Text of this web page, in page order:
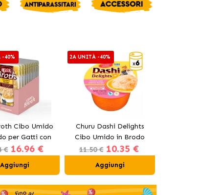
-40%
Cibo Umido
per Gatti con
Pollo
€ 16.96 €
Aggiungi
2A UNITÀ -40%
Churu Dashi Delights
Cibo Umido in Brodo
con Salmone
11.50 € 10.35 €
Aggiungi